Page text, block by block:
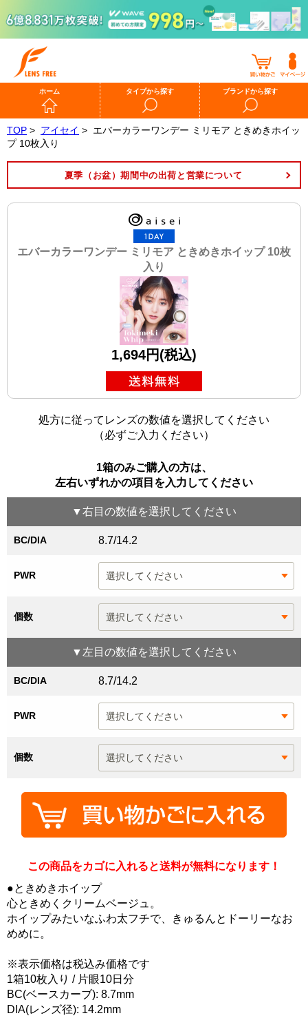
ホーム タイプから探す ブランドから探す
TOP > アイセイ > エバーカラーワンデー ミリモア ときめきホイッ
プ 10枚入り
夏季（お盆）期間中の出荷と営業について
エバーカラーワンデー ミリモア ときめきホイップ 10枚
入り
1,694円(税込)
処方に従ってレンズの数値を選択してください
（必ずご入力ください）
1箱のみご購入の方は、
左右いずれかの項目を入力してください
▼右目 の数値を選択してください
BC/DIA 8.7/14.2
PWR
個数
▼ 左目 の数値を選択してください
BC/DIA 8.7/14.2
PWR
個数
この商品をカゴに入れると送料が無料になります！
●ときめきホイップ
心ときめくクリームベージュ。
ホイップみたいなふわ太フチで、きゅるんとドーリーなお
めめに。
※表示価格は税込み価格です
1箱10枚入り / 片眼10日分
BC(ベースカーブ): 8.7mm
DIA(レンズ径): 14.2mm